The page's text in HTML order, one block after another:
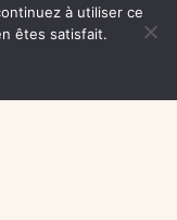
à utiliser ce
êtes satisfait.